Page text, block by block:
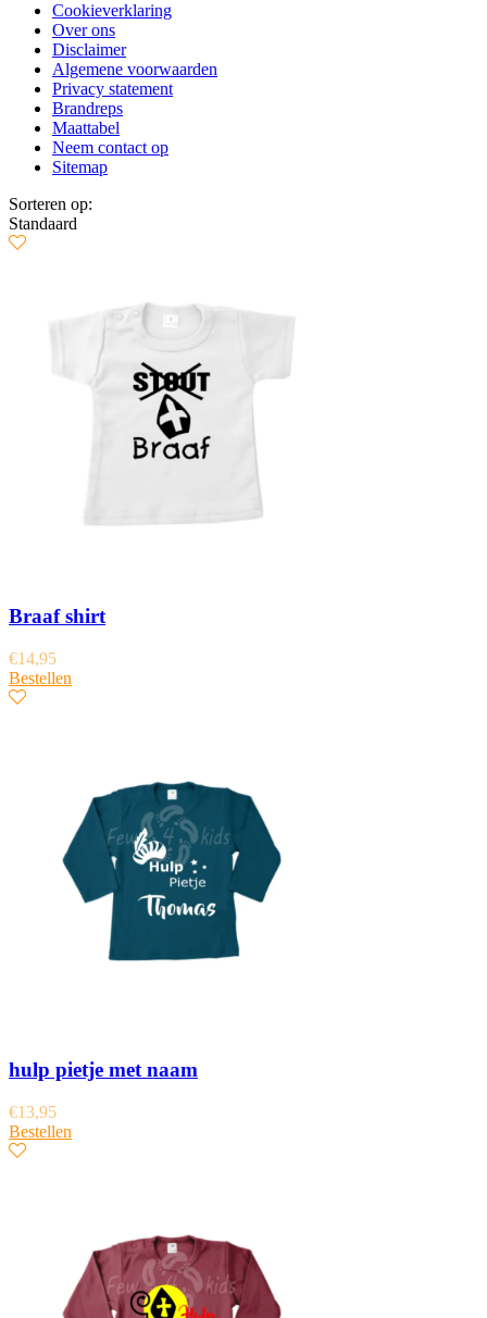
Cookieverklaring
Over ons
Disclaimer
Algemene voorwaarden
Privacy statement
Brandreps
Maattabel
Neem contact op
Sitemap
Sorteren op:
Standaard
Braaf shirt
€14,95
Bestellen
hulp pietje met naam
€13,95
Bestellen